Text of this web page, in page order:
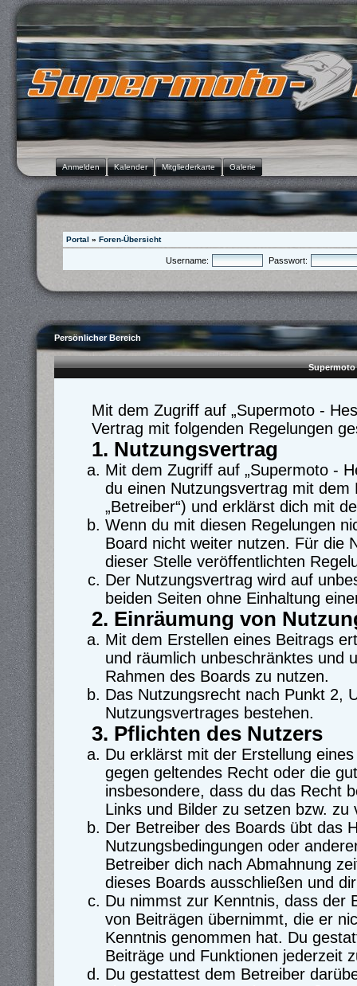
Anmelden Kalender Mitgliederkarte Galerie
Portal » Foren-Übersicht
Username: Passwort:
Persönlicher Bereich
Supermoto
Mit dem Zugriff auf „Supermoto -
Vertrag mit folgenden Regelungen
1. Nutzungsvertrag
Mit dem Zugriff auf „Supermoto -
du einen Nutzungsvertrag mit
„Betreiber“) und erklärst dich mit
Wenn du mit diesen Regelungen
Board nicht weiter nutzen. Für die
dieser Stelle veröffentlichten
Der Nutzungsvertrag wird auf
beiden Seiten ohne Einhaltung
2. Einräumung von
Mit dem Erstellen eines Beitrags
und räumlich unbeschränktes und
Rahmen des Boards zu nutzen.
Das Nutzungsrecht nach Punkt 2,
Nutzungsvertrages bestehen.
3. Pflichten des Nutzers
Du erklärst mit der Erstellung
gegen geltendes Recht oder die
insbesondere, dass du das Recht
Links und Bilder zu setzen bzw. zu
Der Betreiber des Boards übt das
Nutzungsbedingungen oder
Betreiber dich nach Abmahnung
dieses Boards ausschließen und
Du nimmst zur Kenntnis, dass der
von Beiträgen übernimmt, die er
Kenntnis genommen hat. Du
Beiträge und Funktionen jederzeit
Du gestattest dem Betreiber